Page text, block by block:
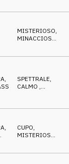
MISTERIOSO
MINACCIOSO
,
SPETTRALE,
CALMO ,
CUPO
MISTERIOSO